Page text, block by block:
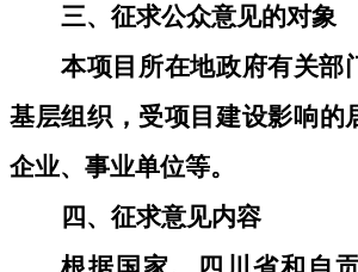
三、征求公众意见的对象
本项目所在地政府有关部
基层组织，受项目建设影响的
企业、事业单位等。
四、征求意见内容